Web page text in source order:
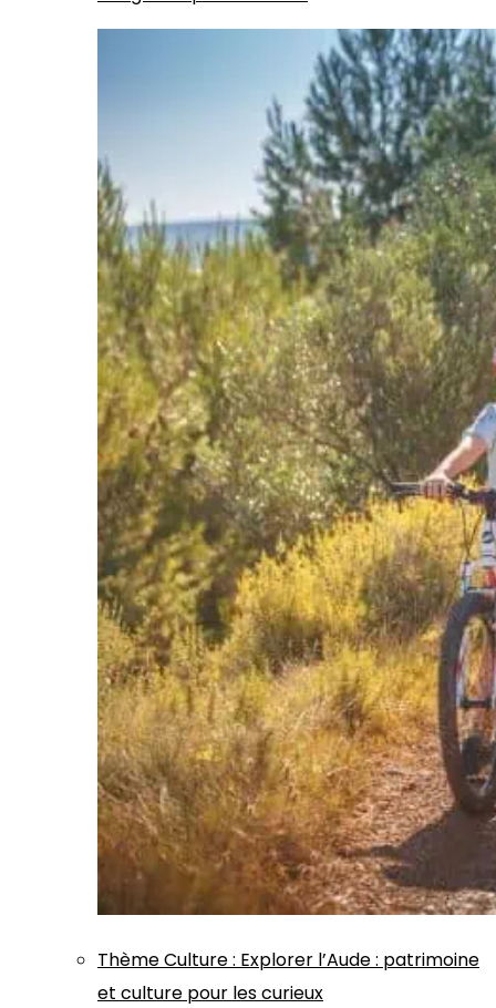
ThèmeCulture: Explorer l’Aude : patrimoine
et culture pour les curieux